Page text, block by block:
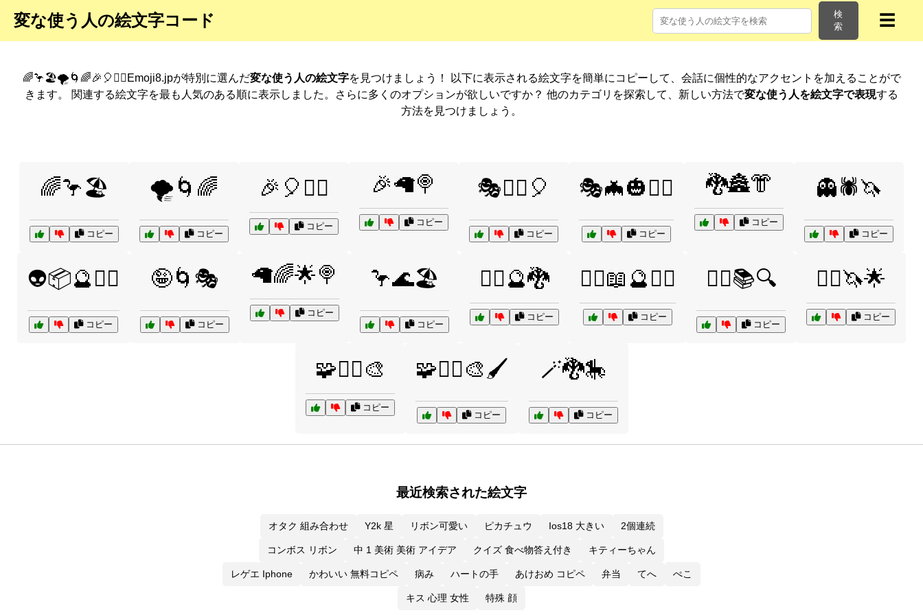
変な使う人の絵文字コード
検
索
☰
🌈🦩🏖️🌪️🌀🌈🎉🎈🤹‍♂️Emoji8.jpが特別に選んだ変な使う人の絵文字を見つけましょう！ 以下に表示される絵文字を簡単にコピーして、会話に個性的なアクセントを加えることがで
きます。 関連する絵文字を最も人気のある順に表示しました。さらに多くのオプションが欲しいですか？ 他のカテゴリを探索して、新しい方法で変な使う人を絵文字で表現する
方法を見つけましょう。
🌈🦩🏖️
コピー
🌪️🌀🌈
コピー
🎉🎈🤹‍♂️
コピー
🎉🦙🍭
コピー
🎭🤹‍♂️🎈
コピー
🎭🦇🎃🧛‍♂️
コピー
🐉🏯👘
コピー
👻🕷️🦄
コピー
👽📦🔮🧙‍♂️
コピー
🤪🌀🎭
コピー
🦙🌈🌟🍭
コピー
🦩🌊🏖️
コピー
🧙‍♀️🔮🐉
コピー
🧙‍♂️📖🔮🧚‍♀️
コピー
🧙‍♂️📚🔍
コピー
🧙‍♂️🦄🌟
コピー
🧩🧙‍♀️🎨
コピー
🧩🧙‍♀️🎨🖌️
コピー
🪄🐉🎠
コピー
最近検索された絵文字
オタク 組み合わせ Y2k 星 リボン可愛い ピカチュウ Ios18 大きい 2個連続
コンボス リボン 中 1 美術 美術 アイデア クイズ 食べ物答え付き キティーちゃん
レゲエ Iphone かわいい 無料コピペ 病み ハートの手 あけおめ コピペ 弁当 てへ ぺこ
キス 心理 女性 特殊 顔